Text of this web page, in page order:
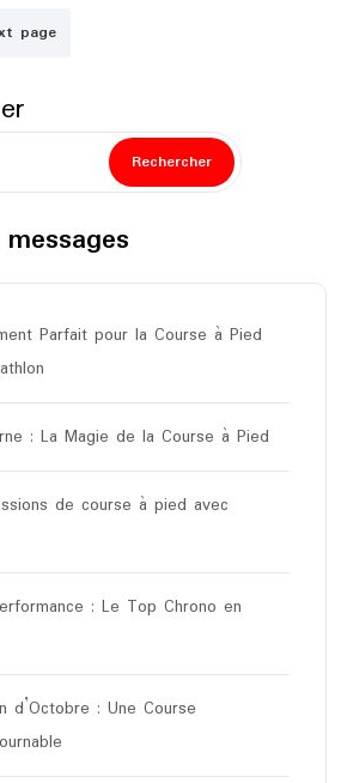
page
Rechercher
Parfait pour la Course à Pied
: La Magie de la Course à Pied
de course à pied avec
: Le Top Chrono en
d’Octobre : Une Course